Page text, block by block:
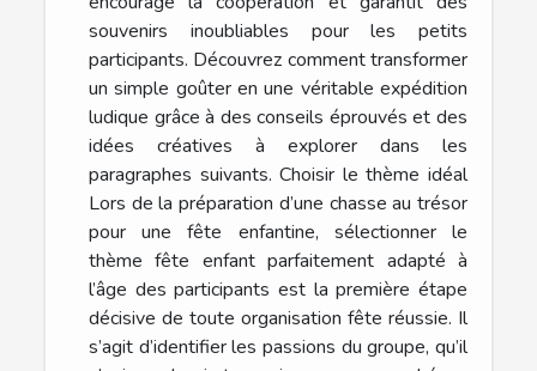
souvenirs inoubliables pour les petits
participants. Découvrez comment transformer
un simple goûter en une véritable expédition
ludique grâce à des conseils éprouvés et des
idées créatives à explorer dans les
paragraphes suivants. Choisir le thème idéal
Lors de la préparation d’une chasse au trésor
pour une fête enfantine, sélectionner le
thème fête enfant parfaitement adapté à
l’âge des participants est la première étape
décisive de toute organisation fête réussie. Il
s’agit d’identifier les passions du groupe, qu’il